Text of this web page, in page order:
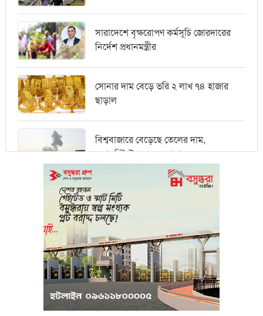
সারাদেশে বৃক্ষরোপণ কর্মসূচি জোরদারের
নির্দেশ প্রধানমন্ত্রীর
সোনার দাম বেড়ে ভরি ২ লাখ ৭৪ হাজার
ছাড়াল
বিশ্ববাজারে বেড়েছে তেলের দাম,
ওয়ালস্ট্রিটে পতনের আভাস
মধ্যপ্রাচ্যে সংকটের কারণে কার্গো পরিবহনে
বিঘ্ন ঘটছে
পরিবেশবান্ধব উদ্যোক্তারা ইউসিবি থেকে
পাবেন ২৫ লাখ টাকা ঋণ
পুঁজিবাজারে অনিয়মের তথ্য প্রদানকারীর
সুরক্ষায় বিধিমালা প্রণয়ন